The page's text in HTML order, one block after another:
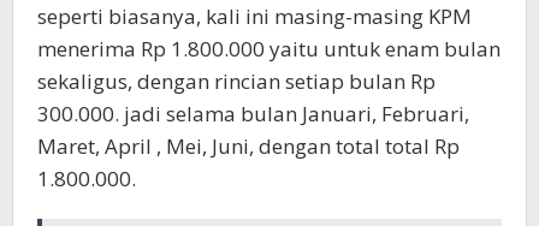
seperti biasanya, kali ini masing-masing KPM
menerima Rp 1.800.000 yaitu untuk enam bulan
sekaligus, dengan rincian setiap bulan Rp
300.000. jadi selama bulan Januari, Februari,
Maret, April , Mei, Juni, dengan total total Rp
1.800.000.